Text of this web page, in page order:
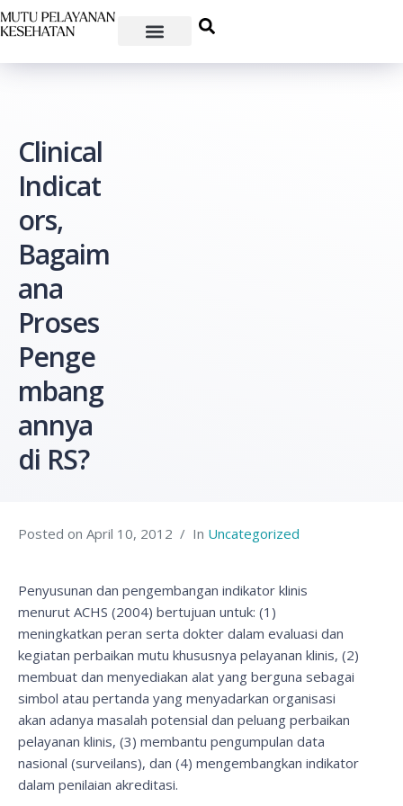
Clinical
Indicat
ors,
Bagaim
ana
Proses
Penge
mbang
annya
di RS?
Posted on April 10, 2012 In Uncategorized
Penyusunan dan pengembangan indikator klinis
menurut ACHS (2004) bertujuan untuk: (1)
meningkatkan peran serta dokter dalam evaluasi dan
kegiatan perbaikan mutu khususnya pelayanan klinis, (2)
membuat dan menyediakan alat yang berguna sebagai
simbol atau pertanda yang menyadarkan organisasi
akan adanya masalah potensial dan peluang perbaikan
pelayanan klinis, (3) membantu pengumpulan data
nasional (surveilans), dan (4) mengembangkan indikator
dalam penilaian akreditasi.